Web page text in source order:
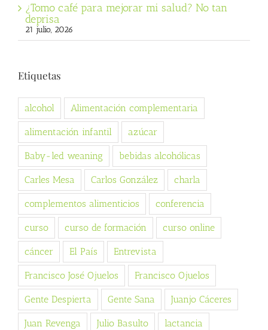
¿Tomo café para mejorar mi salud? No tan
deprisa
21 julio, 2026
Etiquetas
alcohol Alimentación complementaria
alimentación infantil azúcar
Baby-led weaning bebidas alcohólicas
Carles Mesa Carlos González charla
complementos alimenticios conferencia
curso curso de formación curso online
cáncer El País Entrevista
Francisco José Ojuelos Francisco Ojuelos
Gente Despierta Gente Sana Juanjo Cáceres
Juan Revenga Julio Basulto lactancia